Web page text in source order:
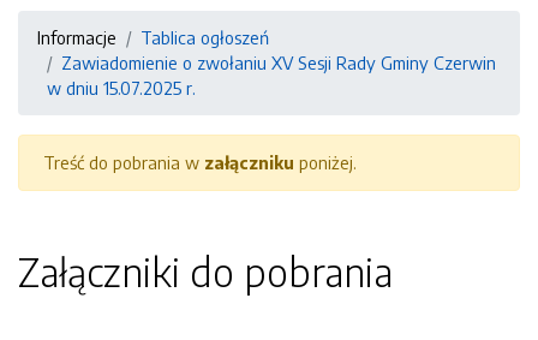
Informacje
Tablica ogłoszeń
Zawiadomienie o zwołaniu XV Sesji Rady Gminy Czerwin
w dniu 15.07.2025 r.
Treść do pobrania w załączniku poniżej.
Załączniki do pobrania